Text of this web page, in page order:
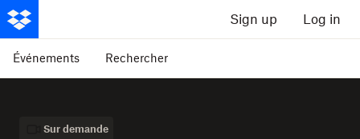
Sign up Log in
Événements Rechercher
Sur demande